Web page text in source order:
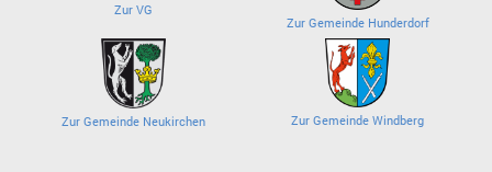
Zur VG
Zur Gemeinde Hunderdorf
Zur Gemeinde Neukirchen Zur Gemeinde Windberg